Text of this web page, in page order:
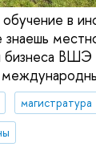
в
ВШЭ
магистратура